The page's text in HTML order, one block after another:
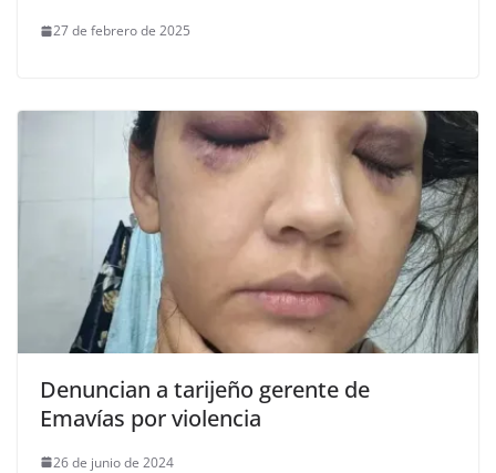
27 de febrero de 2025
Denuncian a tarijeño gerente de
Emavías por violencia
26 de junio de 2024